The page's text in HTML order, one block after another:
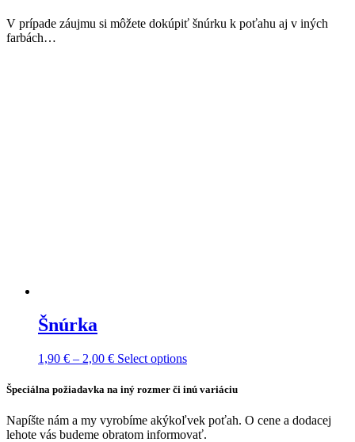
V prípade záujmu si môžete dokúpiť šnúrku k poťahu aj v iných
farbách…
Šnúrka
1,90 € – 2,00 €Price
1,90 €
2,00 €
Select optionsThis
has
variants.
The
Špeciálna požiadavka na iný rozmer či inú variáciu
Napíšte nám a my vyrobíme akýkoľvek poťah. O cene a dodacej
lehote vás budeme obratom informovať.